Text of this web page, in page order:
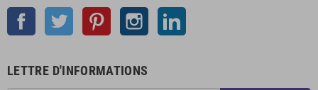
Facebook Twitter Pinterest Instagram
LETTRE D'INFORMATIONS